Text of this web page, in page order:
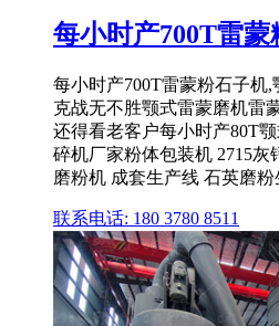
每小时产700T雷蒙
每小时产700T雷蒙粉石子机
克战无不胜颚式雷蒙磨机雷
还得看老客户每小时产80T
碎机厂家粉体包装机 2715
磨粉机 成套生产线 石英磨
联系电话: 180 3780 8511